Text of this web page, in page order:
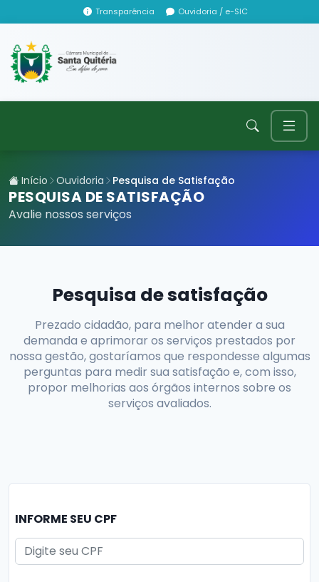
Transparência Ouvidoria / e-SIC
Início Ouvidoria Pesquisa de Satisfação
PESQUISA DE SATISFAÇÃO
Avalie nossos serviços
Pesquisa de satisfação
Prezado cidadão, para melhor atender a sua
demanda e aprimorar os serviços prestados por
nossa gestão, gostaríamos que respondesse algumas
perguntas para medir sua satisfação e, com isso,
propor melhorias aos órgãos internos sobre os
serviços avaliados.
INFORME SEU CPF